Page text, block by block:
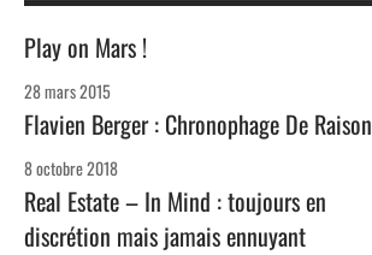
Play on Mars !
28 mars 2015
Flavien Berger : Chronophage De Raison
8 octobre 2018
Real Estate – In Mind : toujours en
discrétion mais jamais ennuyant